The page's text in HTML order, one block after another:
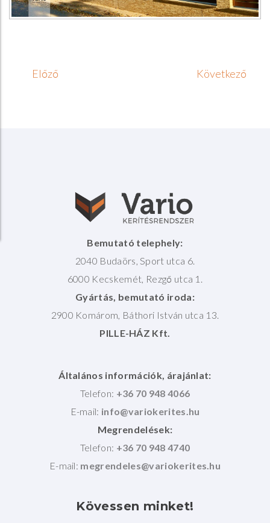
Előző Következő
Bemutató telephely:
2040 Budaörs, Sport utca 6.
6000 Kecskemét, Rezgő utca 1.
Gyártás, bemutató iroda:
2900 Komárom, Báthori István utca 13.
PILLE-HÁZ Kft.
Általános információk, árajánlat:
Telefon: +36 70 948 4066
E-mail:
Megrendelések:
Telefon: +36 70 948 4740
E-mail:
Kövessen minket!